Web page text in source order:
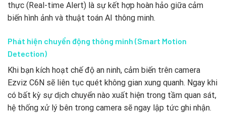
thực (Real-time Alert) là sự kết hợp hoàn hảo giữa cảm
biến hình ảnh và thuật toán AI thông minh.
Phát hiện chuyển động thông minh (Smart Motion
Detection)
Khi bạn kích hoạt chế độ an ninh, cảm biến trên camera
Ezviz C6N sẽ liên tục quét không gian xung quanh. Ngay khi
có bất kỳ sự dịch chuyển nào xuất hiện trong tầm quan sát,
hệ thống xử lý bên trong camera sẽ ngay lập tức ghi nhận.